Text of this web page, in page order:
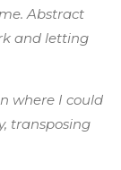
Abstract
and letting
where I could
transposing